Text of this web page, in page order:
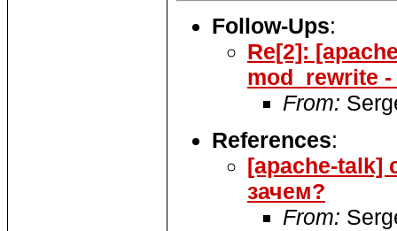
Follow-Ups:
Re[2]:
mod_rewrite
From:
References:
[apache-talk]
зачем?
From: